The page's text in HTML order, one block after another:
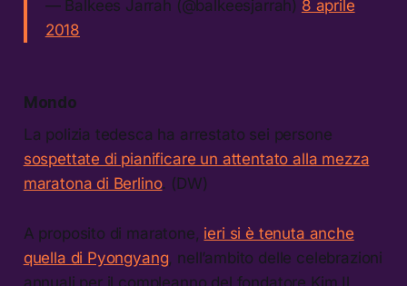
— Balkees Jarrah (@balkeesjarrah) 8 aprile
2018
Mondo
La polizia tedesca ha arrestato sei persone
sospettate di pianificare un attentato alla mezza
maratona di Berlino. (DW)
A proposito di maratone, ieri si è tenuta anche
quella di Pyongyang , nell’ambito delle celebrazioni
annuali per il compleanno del fondatore Kim Il